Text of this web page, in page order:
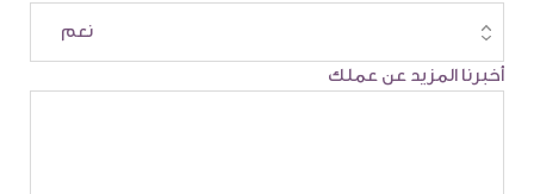
أخبرنا المزيد عن عملك